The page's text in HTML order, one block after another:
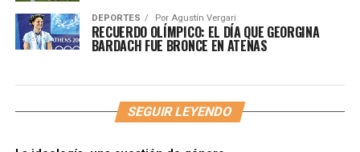
DEPORTES Por Agustín Vergari
RECUERDO OLÍMPICO: EL DÍA QUE GEORGINA
BARDACH FUE BRONCE EN ATENAS
SEGUIR LEYENDO